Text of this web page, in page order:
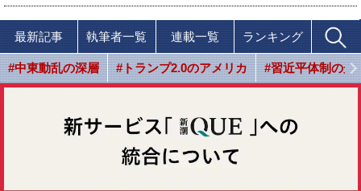
最新記事 執筆者一覧 連載一覧 ランキング
#中東動乱の深層 #トランプ2.0のアメリカ #習近平体制の光